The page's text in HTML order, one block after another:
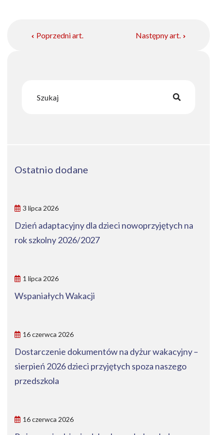
Poprzedni art. Następny art.
Ostatnio dodane
3 lipca 2026
Dzień adaptacyjny dla dzieci nowoprzyjętych na
rok szkolny 2026/2027
1 lipca 2026
Wspaniałych Wakacji
16 czerwca 2026
Dostarczenie dokumentów na dyżur wakacyjny –
sierpień 2026 dzieci przyjętych spoza naszego
przedszkola
16 czerwca 2026